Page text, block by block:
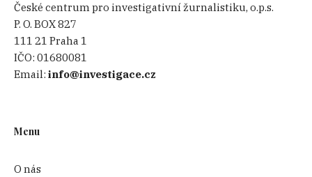
České centrum pro investigativní žurnalistiku, o.p.s.
P. O. BOX 827
111 21 Praha 1
IČO:01680081
Email:info@investigace.cz
Menu
O nás